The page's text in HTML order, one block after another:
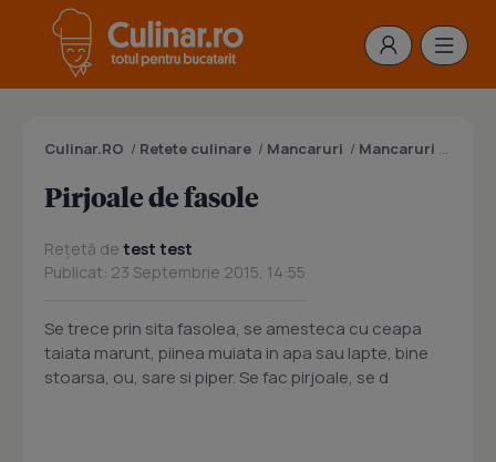
Culinar.RO / Retete culinare / Mancaruri / Mancaruri cu legume
Pirjoale de fasole
Rețetă de test test
Publicat: 23 Septembrie 2015, 14:55
Se trece prin sita fasolea, se amesteca cu ceapa
taiata marunt, piinea muiata in apa sau lapte, bine
stoarsa, ou, sare si piper. Se fac pirjoale, se d